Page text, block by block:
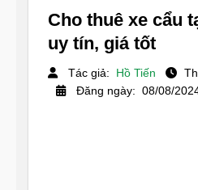
Cho thuê xe cẩu
uy tín, giá tốt
Tác giả: Hồ Tiến
Đăng ngày: 08/08/